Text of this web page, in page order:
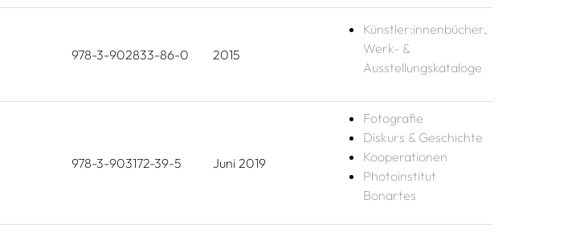
978-3-902833-86-0 2015
Künstler:innenbücher,
Werk- &
Ausstellungskataloge
978-3-903172-39-5 Juni 2019
Fotografie
Diskurs & Geschichte
Kooperationen
Photoinstitut
Bonartes